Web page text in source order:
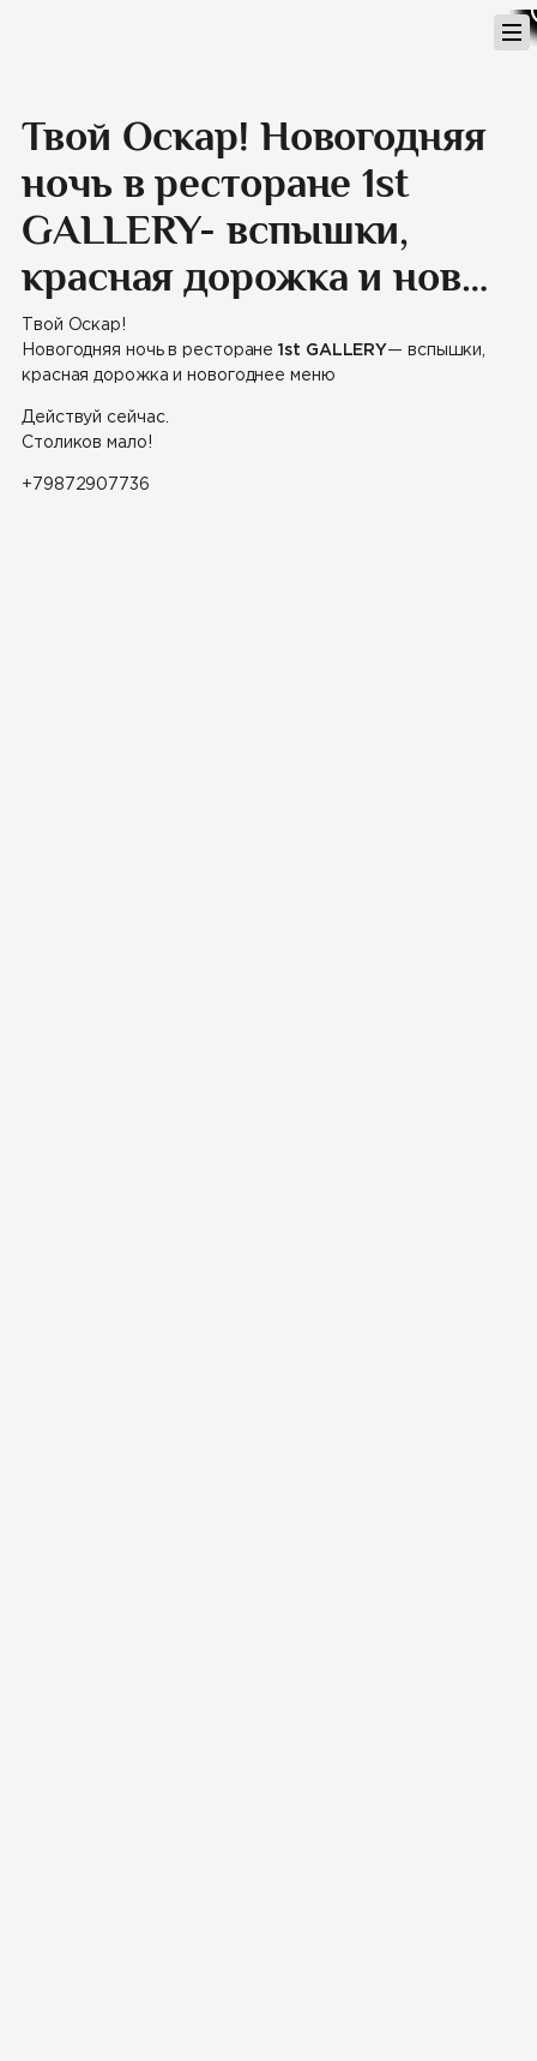
Твой Оскар! Новогодняя
ночь в ресторане 1st
GALLERY- вспышки,
красная дорожка и нов…
Твой Оскар!
Новогодняя ночь в ресторане1st GALLERY— вспышки,
красная дорожка и новогоднее меню
Действуй сейчас.
Столиков мало!
+79872907736